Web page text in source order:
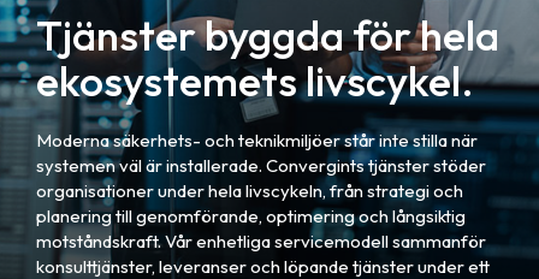
Tjänster byggda för hela
ekosystemets livscykel.
Moderna säkerhets- och teknikmiljöer står inte stilla när
systemen väl är installerade. Convergints tjänster stöder
organisationer under hela livscykeln, från strategi och
planering till genomförande, optimering och långsiktig
motståndskraft. Vår enhetliga servicemodell sammanför
konsulttjänster, leveranser och löpande tjänster under ett